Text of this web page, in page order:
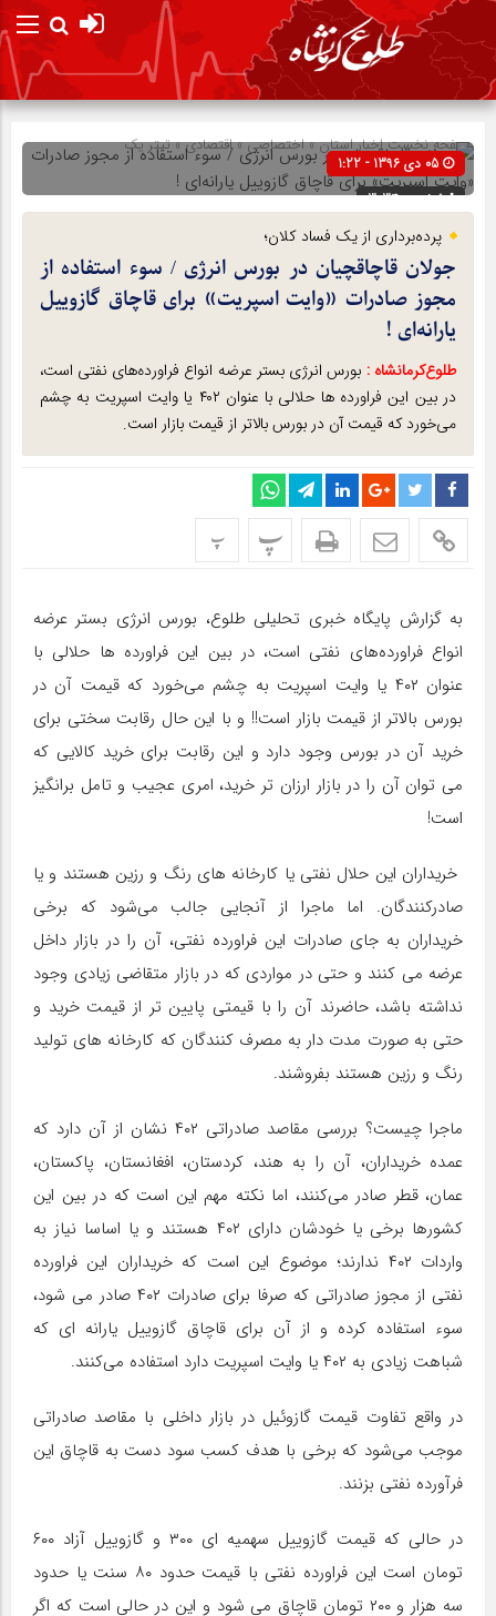
صفحه نخستاخبار استان»اختصاصی»اقتصادی»تیتر یک
شناسه : 3034
پرده‌برداری از یک فساد کلان؛
جولان قاچاقچیان در بورس انرژی / سوء استفاده از
مجوز صادرات «وایت اسپریت» برای قاچاق گازوییل
یارانه‌ای !
طلوع‌‌کرمانشاه : بورس انرژی بستر عرضه انواع فراورده‌های نفتی است،
در بین این فراورده ها حلالی با عنوان ۴۰۲ یا وایت اسپریت به چشم
می‌خورد که قیمت آن در بورس بالاتر از قیمت بازار است.
پ پ
به گزارش پایگاه خبری تحلیلی طلوع، بورس انرژی بستر عرضه
انواع فراورده‌های نفتی است، در بین این فراورده ها حلالی با
عنوان ۴۰۲ یا وایت اسپریت به چشم می‌خورد که قیمت آن در
بورس بالاتر از قیمت بازار است!! و با این حال رقابت سختی برای
خرید آن در بورس وجود دارد و این رقابت برای خرید کالایی که
می توان آن را در بازار ارزان تر خرید، امری عجیب و تامل برانگیز
است!
خریداران این حلال نفتی یا کارخانه های رنگ و رزین هستند و یا
صادرکنندگان. اما ماجرا از آنجایی جالب می‌شود که برخی
خریداران به جای صادرات این فراورده نفتی، آن را در بازار داخل
عرضه می کنند و حتی در مواردی که در بازار متقاضی زیادی وجود
نداشته باشد، حاضرند آن را با قیمتی پایین تر از قیمت خرید و
حتی به صورت مدت دار به مصرف کنندگان که کارخانه های تولید
رنگ و رزین هستند بفروشند.
ماجرا چیست؟ بررسی مقاصد صادراتی ۴۰۲ نشان از آن دارد که
عمده خریداران، آن را به هند، کردستان، افغانستان، پاکستان،
عمان، قطر صادر می‌کنند، اما نکته مهم این است که در بین این
کشورها برخی یا خودشان دارای ۴۰۲ هستند و یا اساسا نیاز به
واردات ۴۰۲ ندارند؛ موضوع این است که خریداران این فراورده
نفتی از مجوز صادراتی که صرفا برای صادرات ۴۰۲ صادر می شود،
سوء استفاده کرده و از آن برای قاچاق گازوییل یارانه ای که
شباهت زیادی به ۴۰۲ یا وایت اسپریت دارد استفاده می‌کنند.
در واقع تفاوت قیمت گازوئیل در بازار داخلی با مقاصد صادراتی
موجب می‌شود که برخی با هدف کسب سود دست به قاچاق این
فرآورده نفتی بزنند.
در حالی که قیمت گازوییل سهمیه ای ۳۰۰ و گازوییل آزاد ۶۰۰
تومان است این فراورده نفتی با قیمت حدود ۸۰ سنت یا حدود
سه هزار و ۲۰۰ تومان قاچاق می شود و این در حالی است که اگر